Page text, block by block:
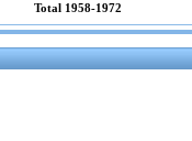
Total 1958-1972